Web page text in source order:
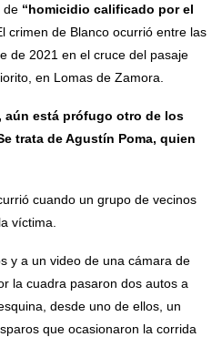
de “homicidio calificado por el
crimen de Blanco ocurrió entre las
de 2021 en el cruce del pasaje
en Lomas de Zamora.
aún está prófugo otro de los
trata de Agustín Poma, quien
cuando un grupo de vecinos
víctima.
y a un video de una cámara de
la cuadra pasaron dos autos a
desde uno de ellos, un
que ocasionaron la corrida